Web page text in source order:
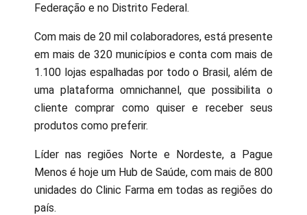
Federação e no Distrito Federal.
Com mais de 20 mil colaboradores, está presente
em mais de 320 municípios e conta com mais de
1.100 lojas espalhadas por todo o Brasil, além de
uma plataforma omnichannel, que possibilita o
cliente comprar como quiser e receber seus
produtos como preferir.
Líder nas regiões Norte e Nordeste, a Pague
Menos é hoje um Hub de Saúde, com mais de 800
unidades do Clinic Farma em todas as regiões do
país.